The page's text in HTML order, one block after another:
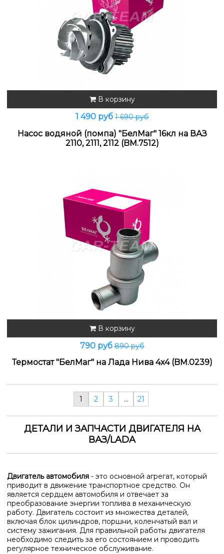
В корзину
1 490 руб1 690 руб
Насос водяной (помпа) "БелМаг" 16кл на ВАЗ
2110, 2111, 2112 (BM.7512)
В корзину
790 руб890 руб
Термостат "БелМаг" на Лада Нива 4х4 (BM.0239)
1 2 3 … 21
ДЕТАЛИ И ЗАПЧАСТИ ДВИГАТЕЛЯ НА
ВАЗ/LADA
Двигатель автомобиля - это основной агрегат, который
приводит в движение транспортное средство. Он
является сердцем автомобиля и отвечает за
преобразование энергии топлива в механическую
работу. Двигатель состоит из множества деталей,
включая блок цилиндров, поршни, коленчатый вал и
систему зажигания. Для правильной работы двигателя
необходимо следить за его состоянием и проводить
регулярное техническое обслуживание.